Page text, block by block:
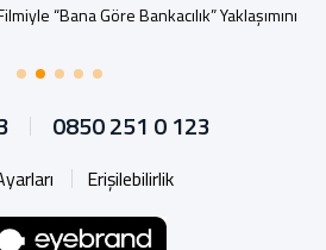
“Bana Göre Bankacılık” Yaklaşımını
0850 251 0 123
Erişilebilirlik